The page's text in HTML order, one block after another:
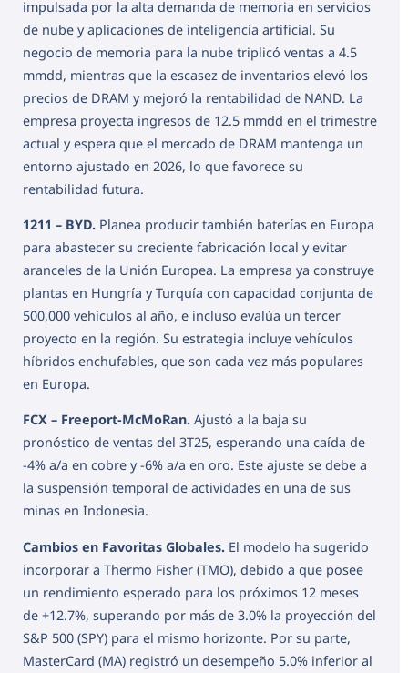
impulsada por la alta demanda de memoria en servicios
de nube y aplicaciones de inteligencia artificial. Su
negocio de memoria para la nube triplicó ventas a 4.5
mmdd, mientras que la escasez de inventarios elevó los
precios de DRAM y mejoró la rentabilidad de NAND. La
empresa proyecta ingresos de 12.5 mmdd en el trimestre
actual y espera que el mercado de DRAM mantenga un
entorno ajustado en 2026, lo que favorece su
rentabilidad futura.
1211 – BYD. Planea producir también baterías en Europa
para abastecer su creciente fabricación local y evitar
aranceles de la Unión Europea. La empresa ya construye
plantas en Hungría y Turquía con capacidad conjunta de
500,000 vehículos al año, e incluso evalúa un tercer
proyecto en la región. Su estrategia incluye vehículos
híbridos enchufables, que son cada vez más populares
en Europa.
FCX – Freeport-McMoRan. Ajustó a la baja su
pronóstico de ventas del 3T25, esperando una caída de
-4% a/a en cobre y -6% a/a en oro. Este ajuste se debe a
la suspensión temporal de actividades en una de sus
minas en Indonesia.
Cambios en Favoritas Globales. El modelo ha sugerido
incorporar a Thermo Fisher (TMO), debido a que posee
un rendimiento esperado para los próximos 12 meses
de +12.7%, superando por más de 3.0% la proyección del
S&P 500 (SPY) para el mismo horizonte. Por su parte,
MasterCard (MA) registró un desempeño 5.0% inferior al